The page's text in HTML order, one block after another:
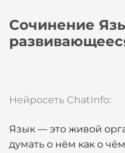
Сочинение
Нейросеть ChatInfo:
Язык — это живой
думать о нём как о